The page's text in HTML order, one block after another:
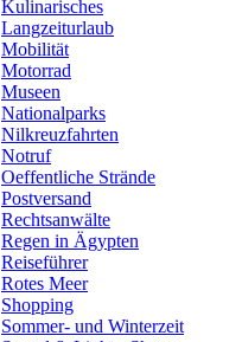
Kulinarisches
Langzeiturlaub
Mobilität
Motorrad
Museen
Nationalparks
Nilkreuzfahrten
Notruf
Oeffentliche Strände
Postversand
Rechtsanwälte
Regen in Ägypten
Reiseführer
Rotes Meer
Shopping
Sommer- und Winterzeit